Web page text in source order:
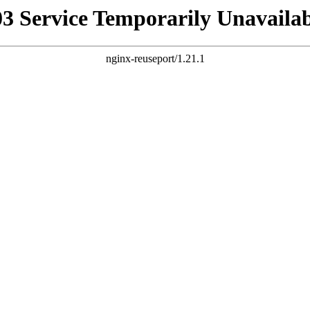
Service Temporarily
nginx-reuseport/1.21.1